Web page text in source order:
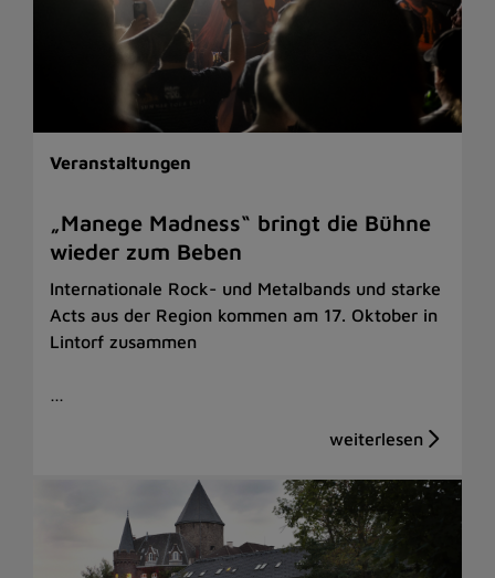
Veranstaltungen
„Manege Madness“ bringt die Bühne
wieder zum Beben
Internationale Rock- und Metalbands und starke
Acts aus der Region kommen am 17. Oktober in
Lintorf zusammen
…